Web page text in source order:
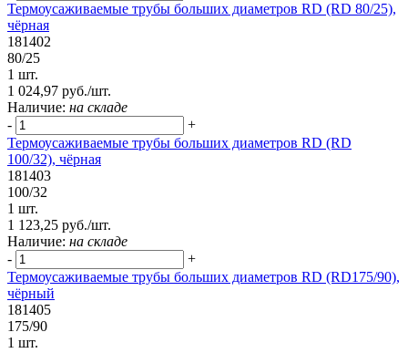
Термоусаживаемые трубы больших диаметров RD (RD 80/25),
чёрная
181402
80/25
1 шт.
1 024,97 руб./шт.
Наличие: на складе
-
+
Термоусаживаемые трубы больших диаметров RD (RD
100/32), чёрная
181403
100/32
1 шт.
1 123,25 руб./шт.
Наличие: на складе
-
+
Термоусаживаемые трубы больших диаметров RD (RD175/90),
чёрный
181405
175/90
1 шт.